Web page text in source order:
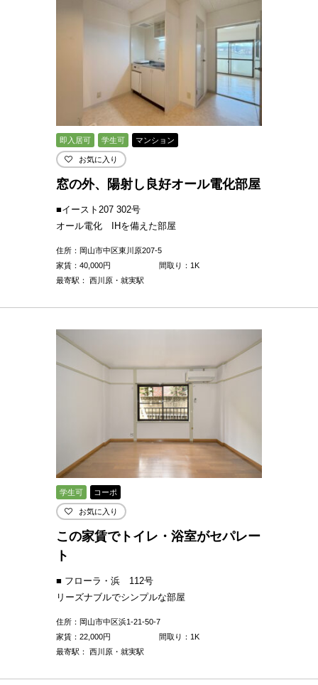
即入居可 学生可 マンション
お気に入り
窓の外、陽射し良好オール電化部屋
■イースト207 302号
オール電化 IHを備えた部屋
住所：岡山市中区東川原207-5
家賃： 40,000円
間取り：1K
最寄駅： 西川原・就実駅
学生可 コーポ
お気に入り
この家賃でトイレ・浴室がセパレー
ト
■ フローラ・浜 112号
リーズナブルでシンプルな部屋
住所：岡山市中区浜1-21-50-7
家賃： 22,000円
間取り：1K
最寄駅： 西川原・就実駅